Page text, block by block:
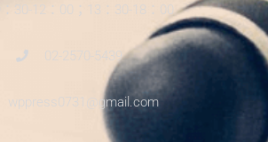
9：30-12：00；13：30-18：00
02-2570-5439
wppress0731@gmail.com